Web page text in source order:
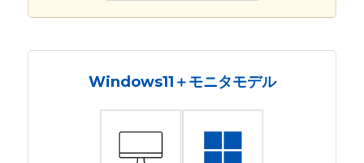
Windows11＋モニタモデル